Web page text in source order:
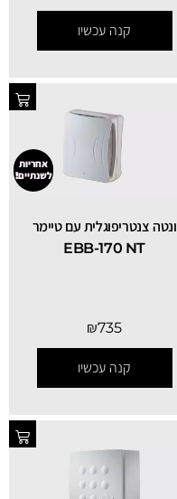
קנה עכשיו
ונטה צנטריפוגלית עם טיימר
EBB-170 NT
₪735
קנה עכשיו
אחריות
לשנתיים!